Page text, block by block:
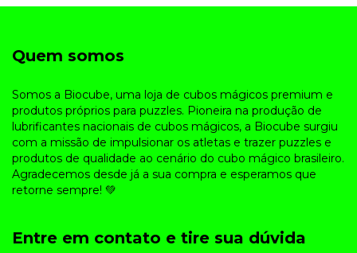
Quem somos
Somos a Biocube, uma loja de cubos mágicos premium e
produtos próprios para puzzles. Pioneira na produção de
lubrificantes nacionais de cubos mágicos, a Biocube surgiu
com a missão de impulsionar os atletas e trazer puzzles e
produtos de qualidade ao cenário do cubo mágico brasileiro.
Agradecemos desde já a sua compra e esperamos que
retorne sempre! 💚
Entre em contato e tire sua dúvida